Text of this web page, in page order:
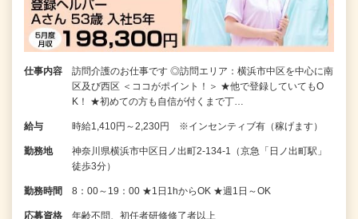
仕事内容
訪問介護のお仕事です ◎訪問エリア：横浜市中区を中心に南
区及び西区 ＜ココがポイント！＞ ★他で登録していてもO
K！ ★初めての方も自信が付くまで丁…
給与 時給1,410円～2,230円 ※インセンティブ有（稼げます）
勤務地
神奈川県横浜市中区日ノ出町2-134-1（京急「日ノ出町駅」
徒歩3分）
勤務時間 8：00～19：00 ★1日1hからOK ★週1日～OK
応募資格 年齢不問、初任者研修修了者以上